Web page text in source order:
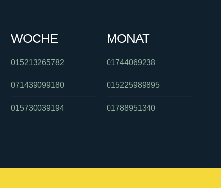
WOCHE
015213265782
071439099180
015730039194
MONAT
01744069238
015225989895
01788951340